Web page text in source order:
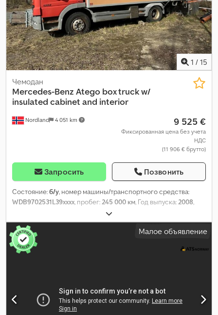
1 / 15
Nordland 4 051 km
Чемодан
Mercedes-Benz Atego box truck w/
insulated cabinet and interior
9 525 €
Фиксированная цена без учета
НДС
(11 906 € брутто)
Запросить Позвонить
Состояние:б/у, номер машины/транспортного средства:
WDB9702531L39xxxx, пробег:245 000 км, Год выпуска:2008,
Малое объявление